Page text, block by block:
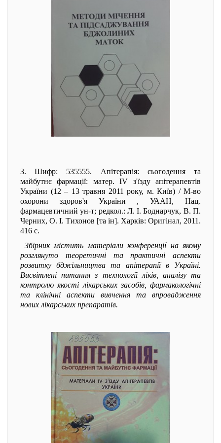
3. Шифр: 535555. Апітерапія: сьогодення та
майбутнє фармації: матер. ІV з'їзду апітерапевтів
України (12 – 13 травня 2011 року, м. Київ) / М-во
охорони здоров'я України , УААН, Нац.
фармацевтичний ун-т; редкол.: Л. І. Боднарчук, В. П.
Черних, О. І. Тихонов [та ін]. Харків: Оригінал, 2011.
416 с.
Збірник містить матеріали конференції на якому
розглянуто теоретичні та практичні аспекти
розвитку бджільництва та апітерапії в Україні.
Висвітлені питання з технології ліків, аналізу та
контролю якості лікарських засобів, фармакологічні
та клінічні аспекти вивчення та впровадження
нових лікарських препаратів.